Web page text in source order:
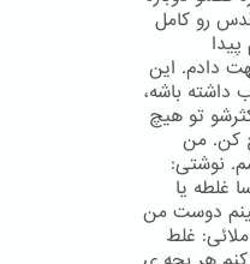
رو کامل
دادم. این
داشته باشه،
تو هیچ
کن. من
نوشتی:
غلطه یا
دوست من
غلط